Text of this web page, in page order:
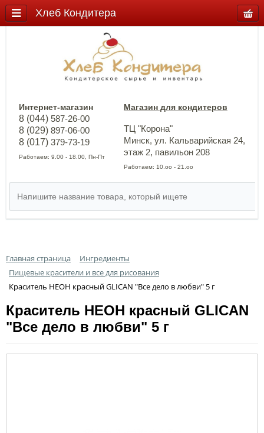
Интернет-магазин
8 (044) 587-26-00
8 (029) 897-06-00
8 (017) 379-73-19
Работаем: 9.00 - 18.00, Пн-Пт
Магазин для кондитеров
ТЦ "Корона"
Минск, ул. Кальварийская 24,
этаж 2, павильон 208
Работаем: 10.оо - 21.оо
Главная страница
Ингредиенты
Пищевые красители и все для рисования
Краситель НЕОН красный GLICAN "Все дело в любви" 5 г
Краситель НЕОН красный GLICAN
"Все дело в любви" 5 г
Хлеб Кондитера